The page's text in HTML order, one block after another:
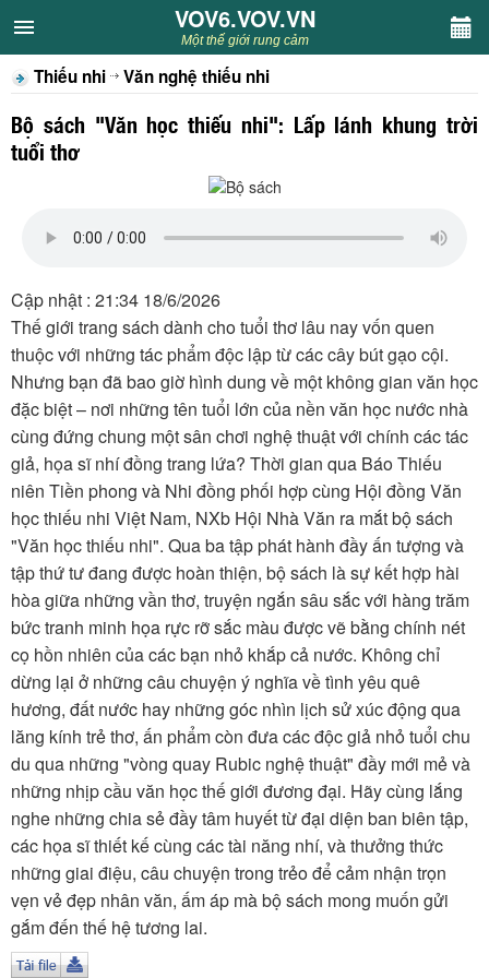
VOV6.VOV.VN
CHUYÊN MỤC
Khách VOV6
Sân khấu
Thiếu nhi
Kết nối VOV6
TÌM KIẾM
Vận hành bởi QI Corp
VOV6.VOV.VN
Một thế giới rung cảm
Thiếu nhi Văn nghệ thiếu nhi
Bộ sách "Văn học thiếu nhi": Lấp lánh khung trời
tuổi thơ
Cập nhật : 21:34 18/6/2026
Thế giới trang sách dành cho tuổi thơ lâu nay vốn quen
thuộc với những tác phẩm độc lập từ các cây bút gạo cội.
Nhưng bạn đã bao giờ hình dung về một không gian văn học
đặc biệt – nơi những tên tuổi lớn của nền văn học nước nhà
cùng đứng chung một sân chơi nghệ thuật với chính các tác
giả, họa sĩ nhí đồng trang lứa? Thời gian qua Báo Thiếu
niên Tiền phong và Nhi đồng phối hợp cùng Hội đồng Văn
học thiếu nhi Việt Nam, NXb Hội Nhà Văn ra mắt bộ sách
"Văn học thiếu nhi". Qua ba tập phát hành đầy ấn tượng và
tập thứ tư đang được hoàn thiện, bộ sách là sự kết hợp hài
hòa giữa những vần thơ, truyện ngắn sâu sắc với hàng trăm
bức tranh minh họa rực rỡ sắc màu được vẽ bằng chính nét
cọ hồn nhiên của các bạn nhỏ khắp cả nước. Không chỉ
dừng lại ở những câu chuyện ý nghĩa về tình yêu quê
hương, đất nước hay những góc nhìn lịch sử xúc động qua
lăng kính trẻ thơ, ấn phẩm còn đưa các độc giả nhỏ tuổi chu
du qua những "vòng quay Rubic nghệ thuật" đầy mới mẻ và
những nhịp cầu văn học thế giới đương đại. Hãy cùng lắng
nghe những chia sẻ đầy tâm huyết từ đại diện ban biên tập,
các họa sĩ thiết kế cùng các tài năng nhí, và thưởng thức
những giai điệu, câu chuyện trong trẻo để cảm nhận trọn
vẹn vẻ đẹp nhân văn, ấm áp mà bộ sách mong muốn gửi
gắm đến thế hệ tương lai.